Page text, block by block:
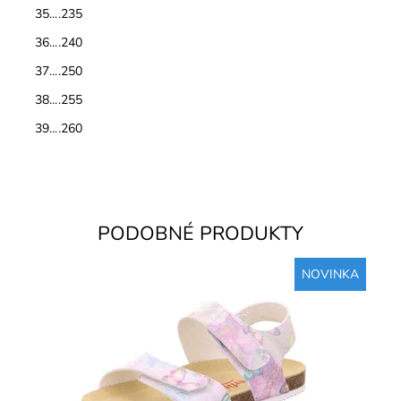
35....235
36....240
37....250
38....255
39....260
PODOBNÉ PRODUKTY
NOVINKA
Detské sandále vyrobené z pružného korku. Stielky sú
kožené s vytvarovanou pozdĺžnou a priečnou klembou.
Skladom
Superfit
2 roky